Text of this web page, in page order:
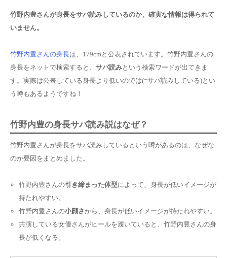
竹野内豊さんが身長をサバ読みしているのか、確実な情報は得られて
いません。
竹野内豊さんの身長は、179cmと公表されています。竹野内豊さんの
身長をネットで検索すると、 サバ読みという検索ワードが出てきま
す。 実際は公表している身長より低いのでは(=サバ読みしている)とい
う噂もあるようですね！
竹野内豊の身長サバ読み説はなぜ？
竹野内豊さんが身長をサバ読みしているという噂があるのは、なぜな
のか要因をまとめました。
竹野内豊さんの引き締まった体型によって、身長が低いイメージが
持たれやすい。
竹野内豊さんの小顔さから、身長が低いイメージが持たれやすい。
共演している女優さんがヒールを履いていると、竹野内豊さんの身
長が低くなる。